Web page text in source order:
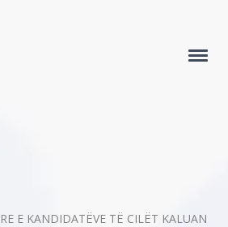
E KANDIDATËVE TË CILËT KALUAN